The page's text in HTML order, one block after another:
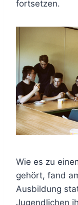
fortsetzen.
Wie es zu
gehört, fand
Ausbildung
Jugendlichen